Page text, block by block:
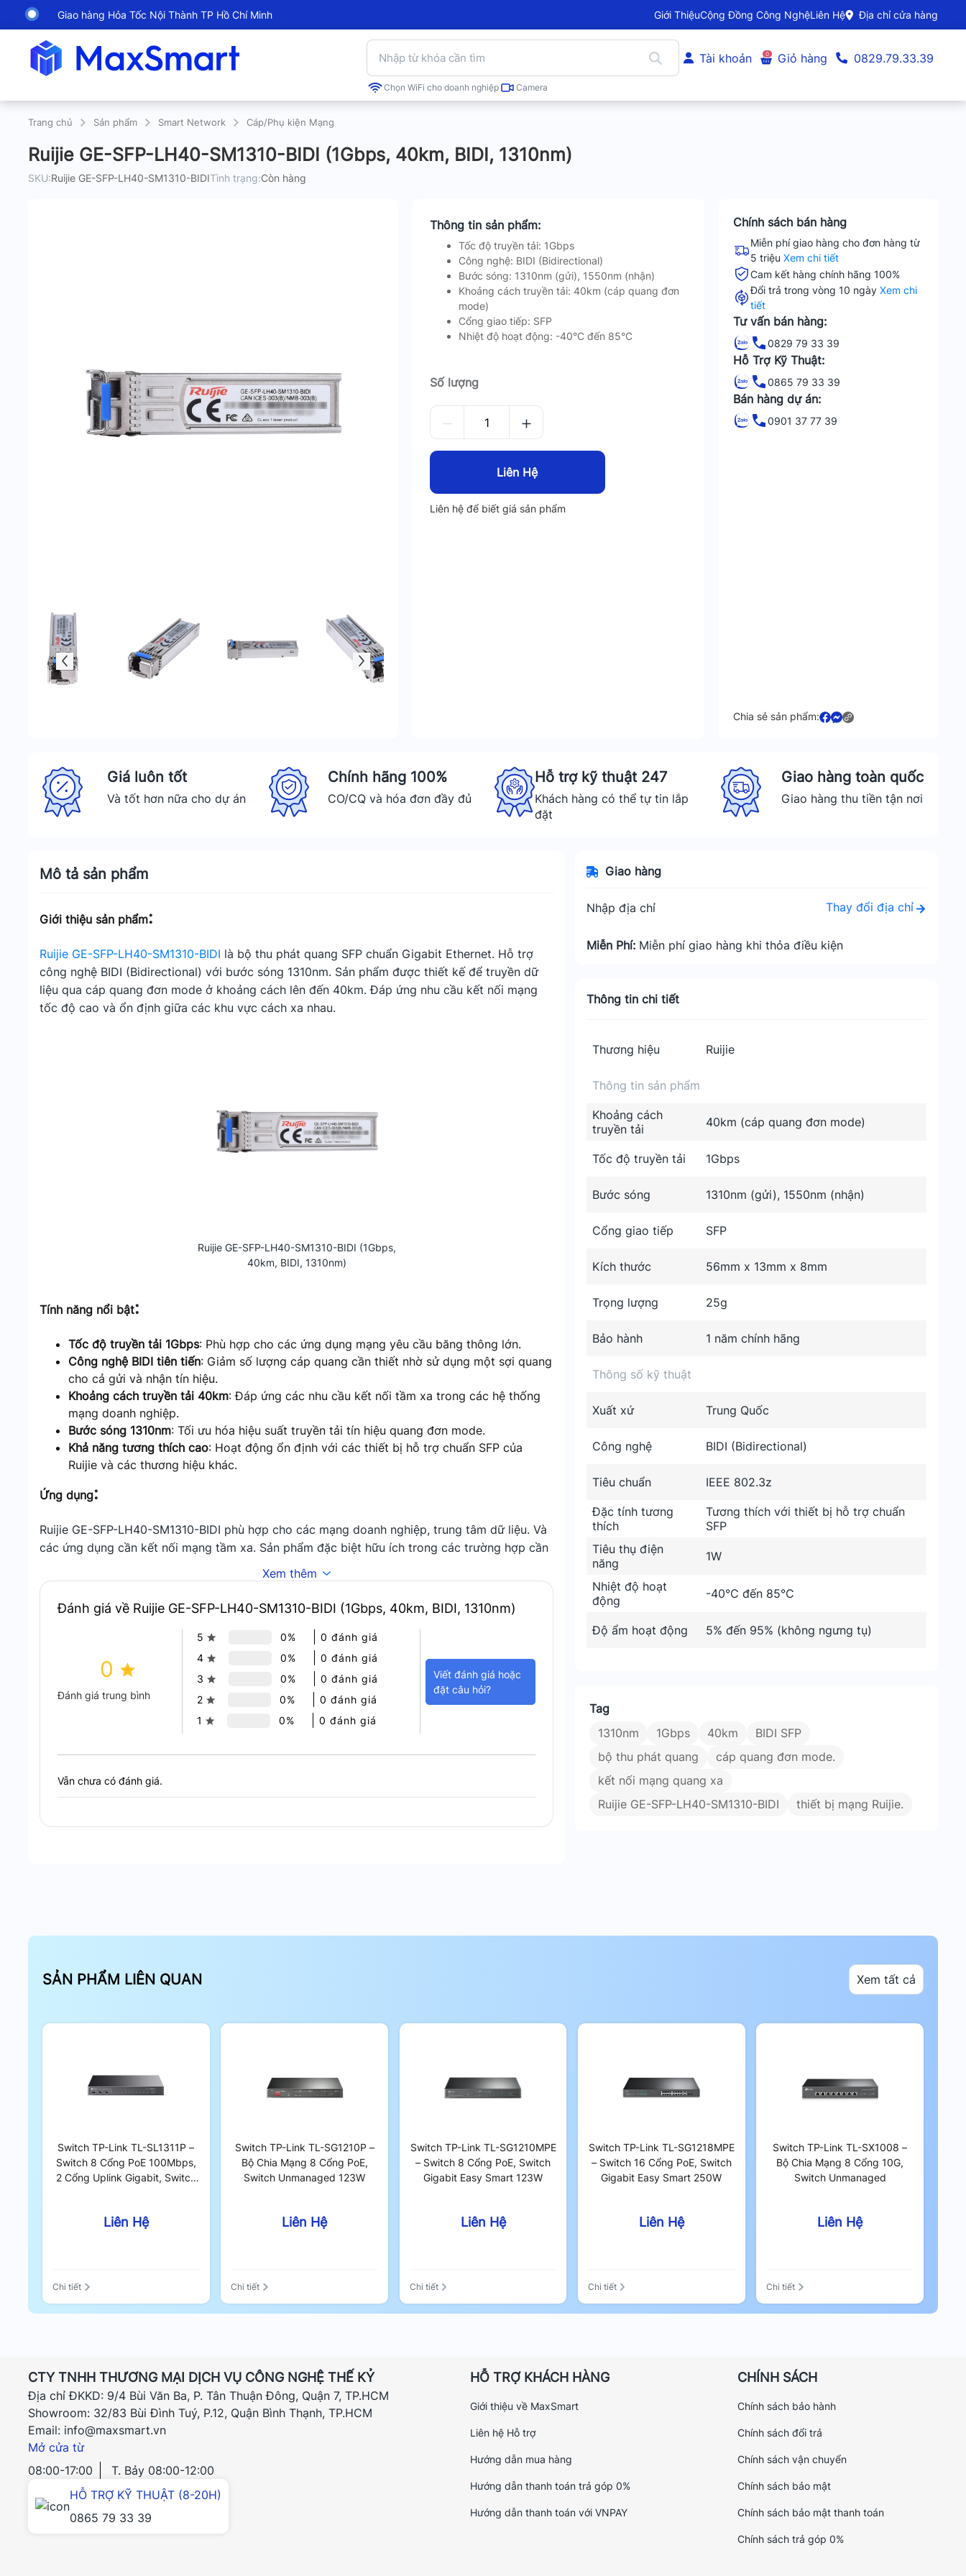
Giao hàng Hỏa Tốc Nội Thành TP Hồ Chí Minh Giới ThiệuCộng Đồng Công NghệLiên Hệ Địa chỉ cửa hàng
Chọn WiFi cho doanh nghiệp Camera
Tài khoản 0 Giỏ hàng 0829.79.33.39
Trang chủ Sản phẩm Smart Network Cáp/Phụ kiện Mạng
Ruijie GE-SFP-LH40-SM1310-BIDI (1Gbps, 40km, BIDI, 1310nm)
SKU:Ruijie GE-SFP-LH40-SM1310-BIDITình trạng:Còn hàng
Thông tin sản phẩm:
Tốc độ truyền tải: 1Gbps
Công nghệ: BIDI (Bidirectional)
Bước sóng: 1310nm (gửi), 1550nm (nhận)
Khoảng cách truyền tải: 40km (cáp quang đơn
mode)
Cổng giao tiếp: SFP
Nhiệt độ hoạt động: -40°C đến 85°C
Số lượng
Liên Hệ
Liên hệ để biết giá sản phẩm
Chính sách bán hàng
Miễn phí giao hàng cho đơn hàng từ
5 triệuXem chi tiết
Cam kết hàng chính hãng 100%
Đổi trả trong vòng 10 ngàyXem chi
tiết
Tư vấn bán hàng:
0829 79 33 39
Hỗ Trợ Kỹ Thuật:
0865 79 33 39
Bán hàng dự án:
0901 37 77 39
Chia sẻ sản phẩm:
Giá luôn tốt
Và tốt hơn nữa cho dự án
Chính hãng 100%
CO/CQ và hóa đơn đầy đủ
Hỗ trợ kỹ thuật 247
Khách hàng có thể tự tin lắp
đặt
Giao hàng toàn quốc
Giao hàng thu tiền tận nơi
Mô tả sản phẩm
Giới thiệu sản phẩm:
Ruijie GE-SFP-LH40-SM1310-BIDI là bộ thu phát quang SFP chuẩn Gigabit Ethernet. Hỗ trợ
công nghệ BIDI (Bidirectional) với bước sóng 1310nm. Sản phẩm được thiết kế để truyền dữ
liệu qua cáp quang đơn mode ở khoảng cách lên đến 40km. Đáp ứng nhu cầu kết nối mạng
tốc độ cao và ổn định giữa các khu vực cách xa nhau.
Ruijie GE-SFP-LH40-SM1310-BIDI (1Gbps,
40km, BIDI, 1310nm)
Tính năng nổi bật:
Tốc độ truyền tải 1Gbps: Phù hợp cho các ứng dụng mạng yêu cầu băng thông lớn.
Công nghệ BIDI tiên tiến: Giảm số lượng cáp quang cần thiết nhờ sử dụng một sợi quang
cho cả gửi và nhận tín hiệu.
Khoảng cách truyền tải 40km: Đáp ứng các nhu cầu kết nối tầm xa trong các hệ thống
mạng doanh nghiệp.
Bước sóng 1310nm: Tối ưu hóa hiệu suất truyền tải tín hiệu quang đơn mode.
Khả năng tương thích cao: Hoạt động ổn định với các thiết bị hỗ trợ chuẩn SFP của
Ruijie và các thương hiệu khác.
Ứng dụng:
Ruijie GE-SFP-LH40-SM1310-BIDI phù hợp cho các mạng doanh nghiệp, trung tâm dữ liệu. Và
các ứng dụng cần kết nối mạng tầm xa. Sản phẩm đặc biệt hữu ích trong các trường hợp cần
kết nối giữa các chi nhánh hoặc khu vực địa lý cách xa nhau.
Sản phẩm mang lại sự kết hợp hoàn hảo giữa tốc độ, hiệu suất và tiết kiệm chi phí. Với công
nghệ BIDI, GE-SFP-LH40-SM1310-BIDI không chỉ đảm bảo kết nối mạng ổn định mà còn giúp
giảm chi phí đầu tư vào cơ sở hạ tầng cáp quang.
Kết luận :
Ruijie GE-SFP-LH40-SM1310-BIDI là giải pháp lý tưởng để nâng cấp và tối ưu hóa hệ thống
Xem thêm
Đánh giá về Ruijie GE-SFP-LH40-SM1310-BIDI (1Gbps, 40km, BIDI, 1310nm)
0
Đánh giá trung bình
5 0%
0 đánh giá
4
0%
0 đánh giá
3
0%
0 đánh giá
2
0%
0 đánh giá
1
0% 0 đánh giá
Viết đánh giá hoặc
đặt câu hỏi?
Vẫn chưa có đánh giá.
Giao hàng
Nhập địa chỉ Thay đổi địa chỉ
Miễn Phí: Miễn phí giao hàng khi thỏa điều kiện
Thông tin chi tiết
Thương hiệu Ruijie
Thông tin sản phẩm
Khoảng cách
truyền tải
40km (cáp quang đơn mode)
Tốc độ truyền tải 1Gbps
Bước sóng 1310nm (gửi), 1550nm (nhận)
Cổng giao tiếp SFP
Kích thước 56mm x 13mm x 8mm
Trọng lượng 25g
Bảo hành 1 năm chính hãng
Thông số kỹ thuật
Xuất xứ Trung Quốc
Công nghệ BIDI (Bidirectional)
Tiêu chuẩn IEEE 802.3z
Đặc tính tương
thích
Tương thích với thiết bị hỗ trợ chuẩn
SFP
Tiêu thụ điện
năng
1W
Nhiệt độ hoạt
động
-40°C đến 85°C
Độ ẩm hoạt động 5% đến 95% (không ngưng tụ)
Tag
1310nm
1Gbps 40km
BIDI SFP
bộ thu phát quang
cáp quang đơn mode.
kết nối mạng quang xa
Ruijie GE-SFP-LH40-SM1310-BIDI
thiết bị mạng Ruijie.
SẢN PHẨM LIÊN QUAN Xem tất cả
Switch TP-Link TL-SL1311P –
Switch 8 Cổng PoE 100Mbps,
2 Cổng Uplink Gigabit, Switch
Liên Hệ
Chi tiết
Switch TP-Link TL-SG1210P –
Bộ Chia Mạng 8 Cổng PoE,
Switch Unmanaged 123W
Liên Hệ
Chi tiết
Switch TP-Link TL-SG1210MPE
– Switch 8 Cổng PoE, Switch
Gigabit Easy Smart 123W
Liên Hệ
Chi tiết
Switch TP-Link TL-SG1218MPE
– Switch 16 Cổng PoE, Switch
Gigabit Easy Smart 250W
Liên Hệ
Chi tiết
Switch TP-Link TL-SX1008 –
Bộ Chia Mạng 8 Cổng 10G,
Switch Unmanaged
Liên Hệ
Chi tiết
CTY TNHH THƯƠNG MẠI DỊCH VỤ CÔNG NGHỆ THẾ KỶ
Địa chỉ ĐKKD: 9/4 Bùi Văn Ba, P. Tân Thuận Đông, Quận 7, TP.HCM
Showroom: 32/83 Bùi Đình Tuý, P.12, Quận Bình Thạnh, TP.HCM
Email: info@maxsmart.vn
Mở cửa từ
08:00-17:00
T. Bảy 08:00-12:00
HỖ TRỢ KỸ THUẬT (8-20H)
0865 79 33 39
HỖ TRỢ KHÁCH HÀNG
Giới thiệu về MaxSmart
Liên hệ Hỗ trợ
Hướng dẫn mua hàng
Hướng dẫn thanh toán trả góp 0%
Hướng dẫn thanh toán với VNPAY
CHÍNH SÁCH
Chính sách bảo hành
Chính sách đổi trả
Chính sách vận chuyển
Chính sách bảo mật
Chính sách bảo mật thanh toán
Chính sách trả góp 0%